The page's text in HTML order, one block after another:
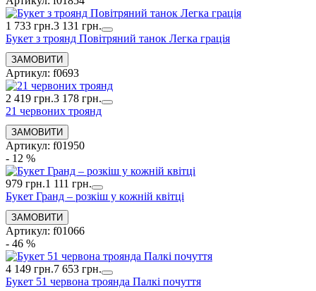
1 733 грн.3 131 грн.
Букет з троянд Повітряний танок Легка грація
Артикул: f0693
2 419 грн.3 178 грн.
21 червоних троянд
Артикул: f01950
- 12 %
979 грн.1 111 грн.
Букет Гранд – розкіш у кожній квітці
Артикул: f01066
- 46 %
4 149 грн.7 653 грн.
Букет 51 червона троянда Палкі почуття